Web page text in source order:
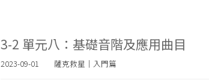
3-2 單元八：基礎音階及應用曲目
2023-09-01 薩克救星｜入門篇